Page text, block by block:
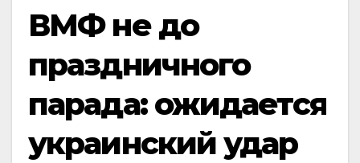
ВМФ не до
праздничного
парада: ожидается
украинский удар